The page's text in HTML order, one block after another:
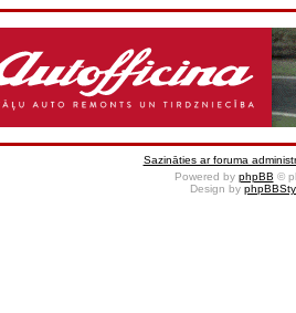
Sazināties ar foruma
Powered by phpBB ©
Design by